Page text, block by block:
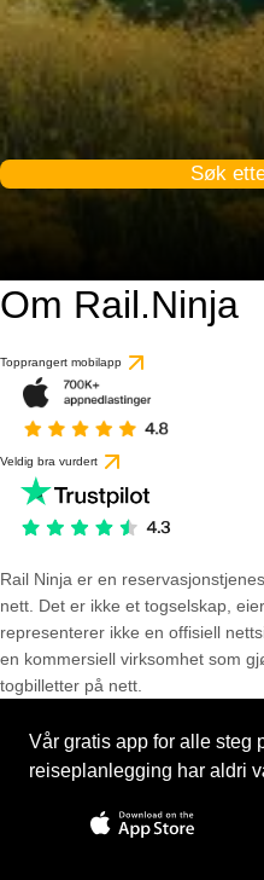
Søk
Om Rail.Ninja
Topprangert mobilapp
Veldig bra vurdert
Rail Ninja er en
nett. Det er ikke et togselskap,
representerer ikke en offisiell
en kommersiell virksomhet som
togbilletter på nett.
Vår gratis app for alle steg
reiseplanlegging har aldri